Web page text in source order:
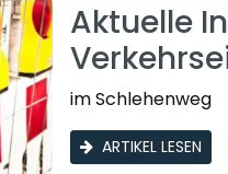
Aktuelle
im Schlehenweg
ARTIKEL LESEN